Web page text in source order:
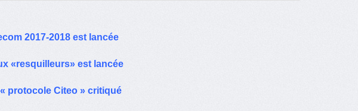
2017-2018 est lancée
«resquilleurs» est lancée
protocole Citeo » critiqué